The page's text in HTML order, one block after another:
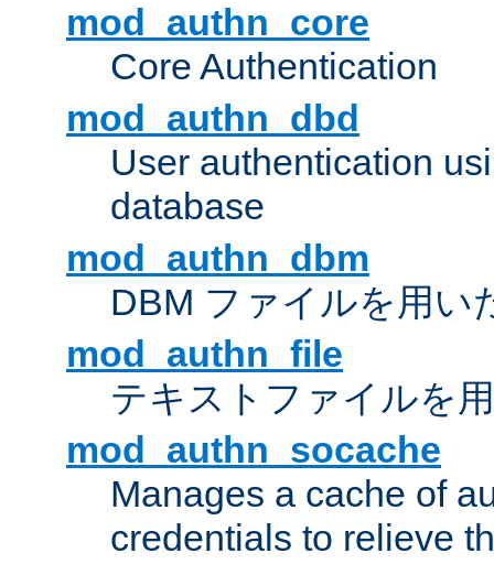
mod_authn_core
Core Authentication
mod_authn_dbd
User authentication
database
mod_authn_dbm
DBM ファイルを用い
mod_authn_file
テキストファイルを
mod_authn_socache
Manages a cache of
credentials to relieve